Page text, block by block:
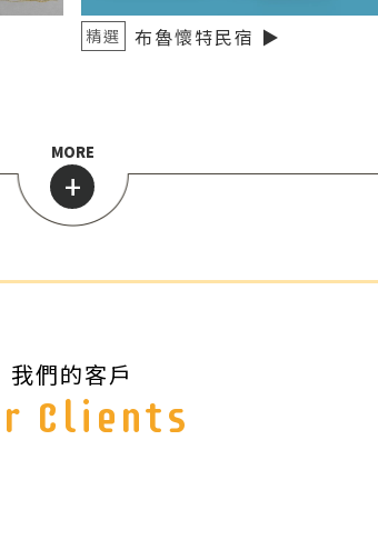
布魯懷特民宿 ▶️
精選
MORE
+
我們的客戶
Clients